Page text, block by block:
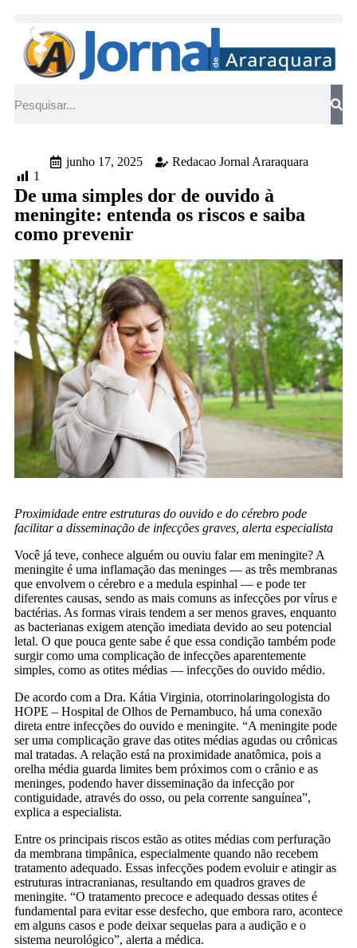
junho 17, 2025
Redacao Jornal Araraquara
1
De uma simples dor de ouvido à
meningite: entenda os riscos e saiba
como prevenir
Proximidade entre estruturas do ouvido e do cérebro pode
facilitar a disseminação de infecções graves, alerta especialista
Você já teve, conhece alguém ou ouviu falar em meningite? A
meningite é uma inflamação das meninges — as três membranas
que envolvem o cérebro e a medula espinhal — e pode ter
diferentes causas, sendo as mais comuns as infecções por vírus e
bactérias. As formas virais tendem a ser menos graves, enquanto
as bacterianas exigem atenção imediata devido ao seu potencial
letal. O que pouca gente sabe é que essa condição também pode
surgir como uma complicação de infecções aparentemente
simples, como as otites médias — infecções do ouvido médio.
De acordo com a Dra. Kátia Virginia, otorrinolaringologista do
HOPE – Hospital de Olhos de Pernambuco, há uma conexão
direta entre infecções do ouvido e meningite. “A meningite pode
ser uma complicação grave das otites médias agudas ou crônicas
mal tratadas. A relação está na proximidade anatômica, pois a
orelha média guarda limites bem próximos com o crânio e as
meninges, podendo haver disseminação da infecção por
contiguidade, através do osso, ou pela corrente sanguínea”,
explica a especialista.
Entre os principais riscos estão as otites médias com perfuração
da membrana timpânica, especialmente quando não recebem
tratamento adequado. Essas infecções podem evoluir e atingir as
estruturas intracranianas, resultando em quadros graves de
meningite. “O tratamento precoce e adequado dessas otites é
fundamental para evitar esse desfecho, que embora raro, acontece
em alguns casos e pode deixar sequelas para a audição e o
sistema neurológico”, alerta a médica.